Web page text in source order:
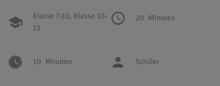
Klasse 7-10, Klasse 10-
13
20 Minuten
10 Minuten Schüler